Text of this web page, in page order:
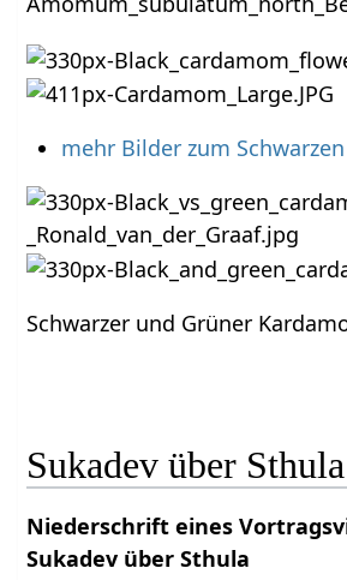
mehr Bilder zum
Schwarzer und Grüner
Sukadev über Sthula
Niederschrift eines
Sukadev über Sthula